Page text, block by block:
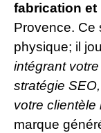
fabrication et
Provence. Ce
physique; il
intégrant
stratégie
votre clientèle
marque